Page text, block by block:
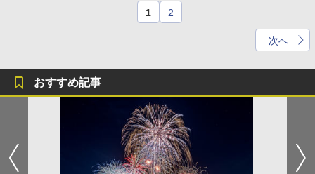
1 2
次へ
おすすめ記事